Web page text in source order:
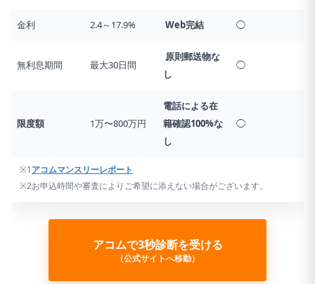
金利 2.4～17.9% Web完結 ◯
無利息期間 最大30日間
原則郵送物な
し
◯
限度額 1万〜800万円
電話による在
籍確認100%な
し
◯
※1アコムマンスリーレポート
※2お申込時間や審査によりご希望に添えない場合がございます。
アコムで3秒診断を受ける
（公式サイトへ移動）